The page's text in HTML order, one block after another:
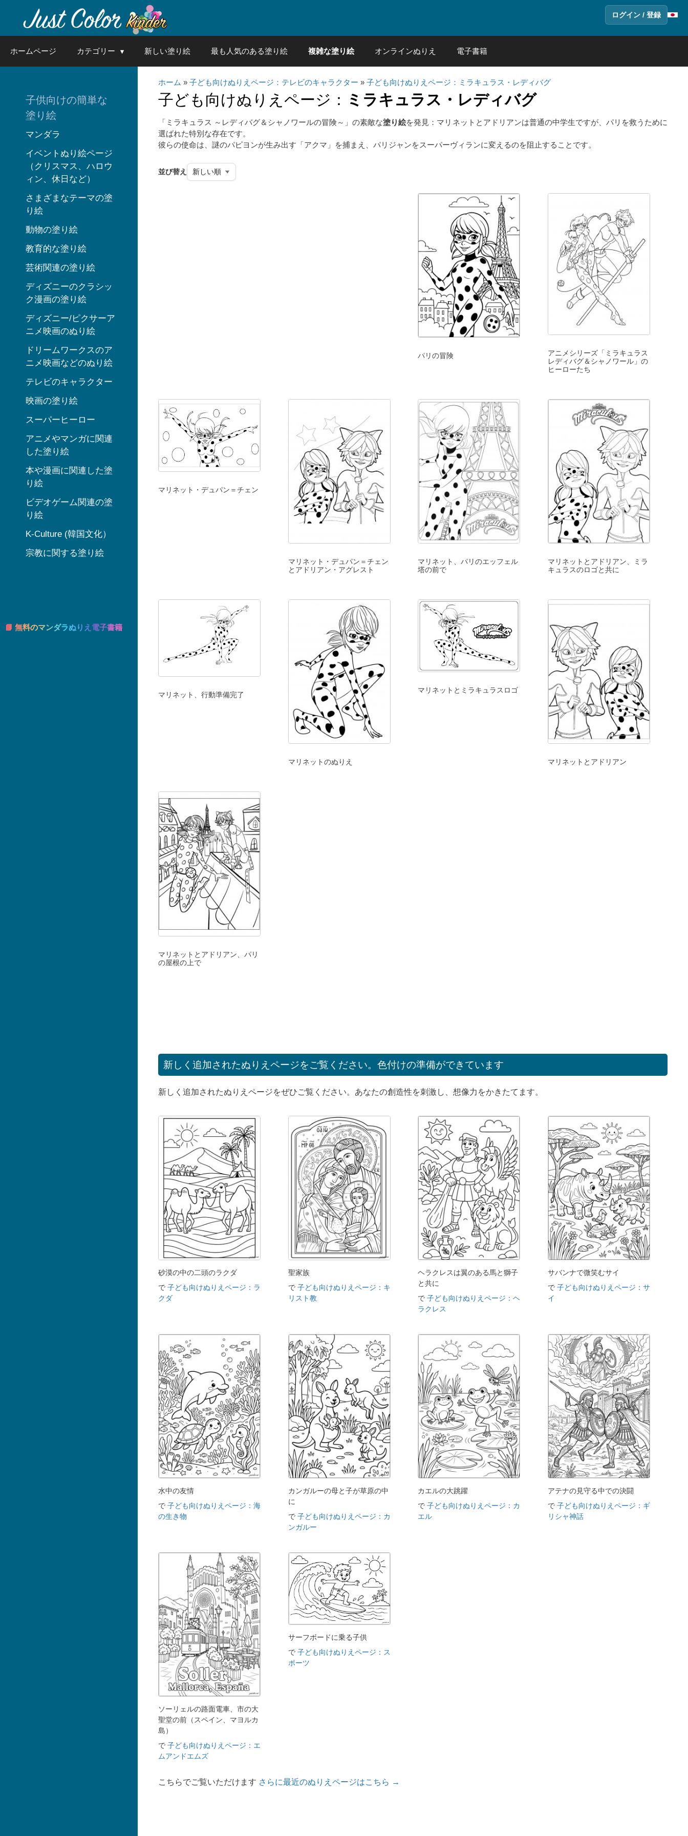
content
ログイン / 登録
ホームページ カテゴリー 新しい塗り絵 最も人気のある塗り絵 複雑な塗り絵 オンラインぬりえ 電子書籍
ホーム » 子ども向けぬりえページ：テレビのキャラクター » 子ども向けぬりえページ：ミラキュラス・レディバグ
子ども向けぬりえページ： ミラキュラス・レディバグ
「ミラキュラス ～レディバグ＆シャノワールの冒険～」の素敵な塗り絵を発見：マリネットとアドリアンは普通の中学生ですが、パリを救うために
選ばれた特別な存在です。
彼らの使命は、謎のパピヨンが生み出す「アクマ」を捕まえ、パリジャンをスーパーヴィランに変えるのを阻止することです。
並び替え
パリの冒険
アニメシリーズ「ミラキュラス
レディバグ＆シャノワール」の
ヒーローたち
マリネット・デュパン＝チェン
マリネット・デュパン＝チェン
とアドリアン・アグレスト
マリネット、パリのエッフェル
塔の前で
マリネットとアドリアン、ミラ
キュラスのロゴと共に
マリネット、行動準備完了
マリネットのぬりえ
マリネットとミラキュラスロゴ
マリネットとアドリアン
マリネットとアドリアン、パリ
の屋根の上で
新しく追加されたぬりえページをご覧ください。色付けの準備ができています
新しく追加されたぬりえページをぜひご覧ください。あなたの創造性を刺激し、想像力をかきたてます。
砂漠の中の二頭のラクダ
で 子ども向けぬりえページ：ラ
クダ
聖家族
で 子ども向けぬりえページ：キ
リスト教
ヘラクレスは翼のある馬と獅子
と共に
で子ども向けぬりえページ：ヘ
ラクレス
サバンナで微笑むサイ
で子ども向けぬりえページ：サ
イ
水中の友情
で 子ども向けぬりえページ：海
の生き物
カンガルーの母と子が草原の中
に
で 子ども向けぬりえページ：カ
ンガルー
カエルの大跳躍
で子ども向けぬりえページ：カ
エル
アテナの見守る中での決闘
で子ども向けぬりえページ：ギ
リシャ神話
ソーリェルの路面電車、市の大
聖堂の前（スペイン、マヨルカ
島）
で 子ども向けぬりえページ：エ
ムアンドエムズ
サーフボードに乗る子供
で 子ども向けぬりえページ：ス
ポーツ
こちらでご覧いただけます さらに最近のぬりえページはこちら →
子供向けの簡単な
塗り絵
マンダラ
イベントぬり絵ページ
（クリスマス、ハロウ
ィン、休日など）
さまざまなテーマの塗
り絵
動物の塗り絵
教育的な塗り絵
芸術関連の塗り絵
ディズニーのクラシッ
ク漫画の塗り絵
ディズニー/ピクサーア
ニメ映画のぬり絵
ドリームワークスのア
ニメ映画などのぬり絵
テレビのキャラクター
映画の塗り絵
スーパーヒーロー
アニメやマンガに関連
した塗り絵
本や漫画に関連した塗
り絵
ビデオゲーム関連の塗
り絵
K-Culture (韓国文化）
宗教に関する塗り絵
📘 無料のマンダラぬりえ電子書籍